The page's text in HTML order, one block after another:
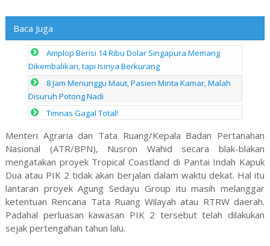
Baca Juga
Amplop Berisi 14 Ribu Dolar Singapura Memang
Dikembalikan, tapi Isinya Berkurang
8 Jam Menunggu Maut, Pasien Minta Kamar, Malah
Disuruh Potong Nadi
Timnas Gagal Total!
Menteri Agraria dan Tata Ruang/Kepala Badan Pertanahan
Nasional (ATR/BPN), Nusron Wahid secara blak-blakan
mengatakan proyek Tropical Coastland di Pantai Indah Kapuk
Dua atau PIK 2 tidak akan berjalan dalam waktu dekat. Hal itu
lantaran proyek Agung Sedayu Group itu masih melanggar
ketentuan Rencana Tata Ruang Wilayah atau RTRW daerah.
Padahal perluasan kawasan PIK 2 tersebut telah dilakukan
sejak pertengahan tahun lalu.